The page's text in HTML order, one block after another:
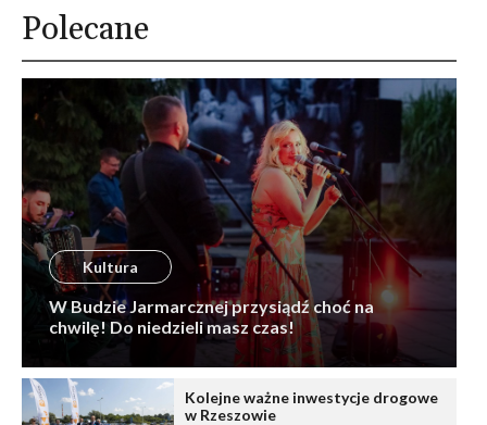
Polecane
Kultura
W Budzie Jarmarcznej przysiądź choć na
chwilę! Do niedzieli masz czas!
Kolejne ważne inwestycje drogowe
w Rzeszowie